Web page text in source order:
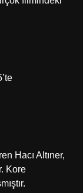
Hacı Altıner,
Kore